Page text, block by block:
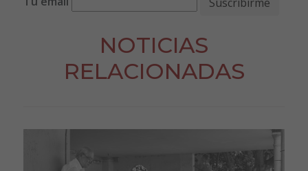
NOTICIAS
RELACIONADAS